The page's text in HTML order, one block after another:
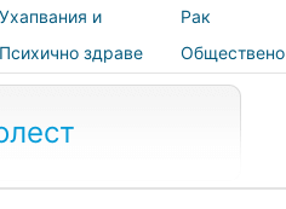
Ухапвания и
ужилвания
Рак
Психично здраве
Обществено
здраве и